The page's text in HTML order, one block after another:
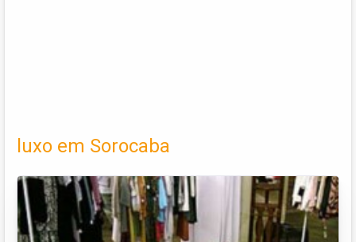
luxo em Sorocaba